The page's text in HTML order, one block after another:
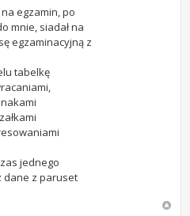
egzamin, po
mnie, siadał na
egzaminacyjną z
tabelkę
jednego
dane z paruset